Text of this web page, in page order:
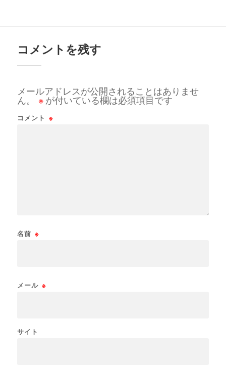
コメントを残す
メールアドレスが公開されることはありませ
ん。
※ が付いている欄は必須項目です
コメント ※
名前 ※
メール ※
サイト